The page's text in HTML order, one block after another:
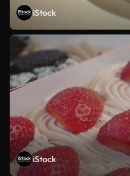
iStock
iStock